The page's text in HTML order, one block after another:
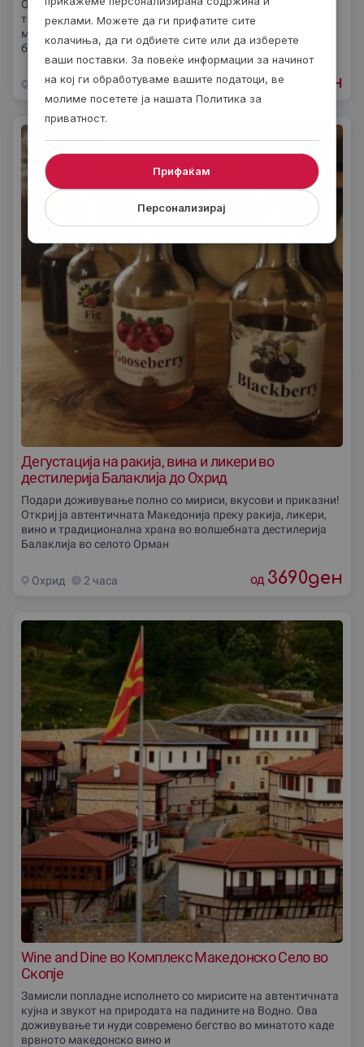
Ослободи се од стресот и разубави ја кожата со луксузен
третман кој го комбинира богатството на природата и
моќта на виното. Искусете винска терапија во Garden Spa
бутик хотел – единствено
Скопjе 2 часа од4900 ден
Дегустација на ракија, вина и ликери во
дестилерија Балаклија до Охрид
Подари доживување полно со мириси, вкусови и приказни!
Откриј ја автентичната Македонија преку ракија, ликери,
вино и традиционална храна во волшебната дестилерија
Балаклија во селото Орман
Охрид 2 часа од 3690ден
Wine and Dine во Комплекс Македонско Село во
Скопје
Замисли попладне исполнето со мирисите на автентичната
кујна и звукот на природата на падините на Водно. Ова
доживување ти нуди современо бегство во минатото каде
врвното македонско вино и
реклами. Можете да ги прифатите сите
колачиња, да ги одбиете сите или да изберете
ваши поставки. За повеќе информации за начинот
на кој ги обработуваме вашите податоци, ве
молиме посетете ја нашата Политика за
приватност.
Персонализирај
Прифаќам